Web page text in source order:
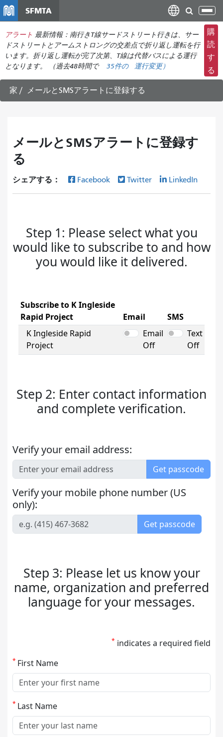
ン
コ
ン
テ
ン
ツ
に
SFMTA
ナ
ビ
ゲ
ー
シ
ョ
の
アラート 最新情報：南行きT線サードストリート行きは、サー
ドストリートとアームストロングの交差点で折り返し運転を行
います。折り返し運転が完了次第、T線は代替バスによる運行
となります。 （過去48時間で
35件の 運行変更）
購
読
す
る
家 メールとSMSアラートに登録する
メールとSMSアラートに登録す
る
シェアする： Facebook Twitter LinkedIn